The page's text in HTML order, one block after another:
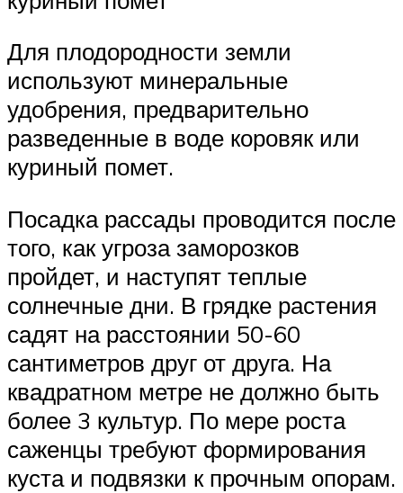
Для плодородности земли
используют минеральные
удобрения, предварительно
разведенные в воде коровяк или
куриный помет.
Посадка рассады проводится после
того, как угроза заморозков
пройдет, и наступят теплые
солнечные дни. В грядке растения
садят на расстоянии 50-60
сантиметров друг от друга. На
квадратном метре не должно быть
более 3 культур. По мере роста
саженцы требуют формирования
куста и подвязки к прочным опорам.